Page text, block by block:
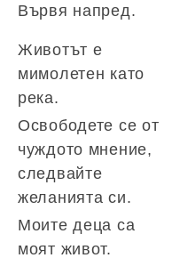
Вървя напред.
Животът е
мимолетен като
река.
Освободете се от
чуждото мнение,
следвайте
желанията си.
Моите деца са
моят живот.